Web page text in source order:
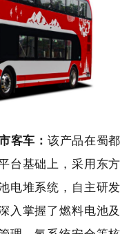
客车： 该产品在蜀都
台基础上，采用东方
电堆系统，自主研发
入掌握了燃料电池及